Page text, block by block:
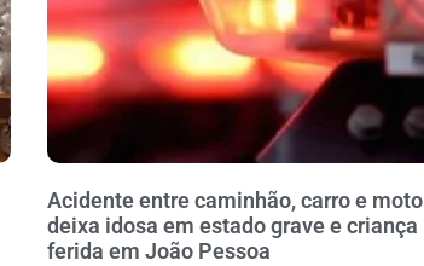
Acidente entre caminhão, carro e moto
deixa idosa em estado grave e criança
ferida em João Pessoa